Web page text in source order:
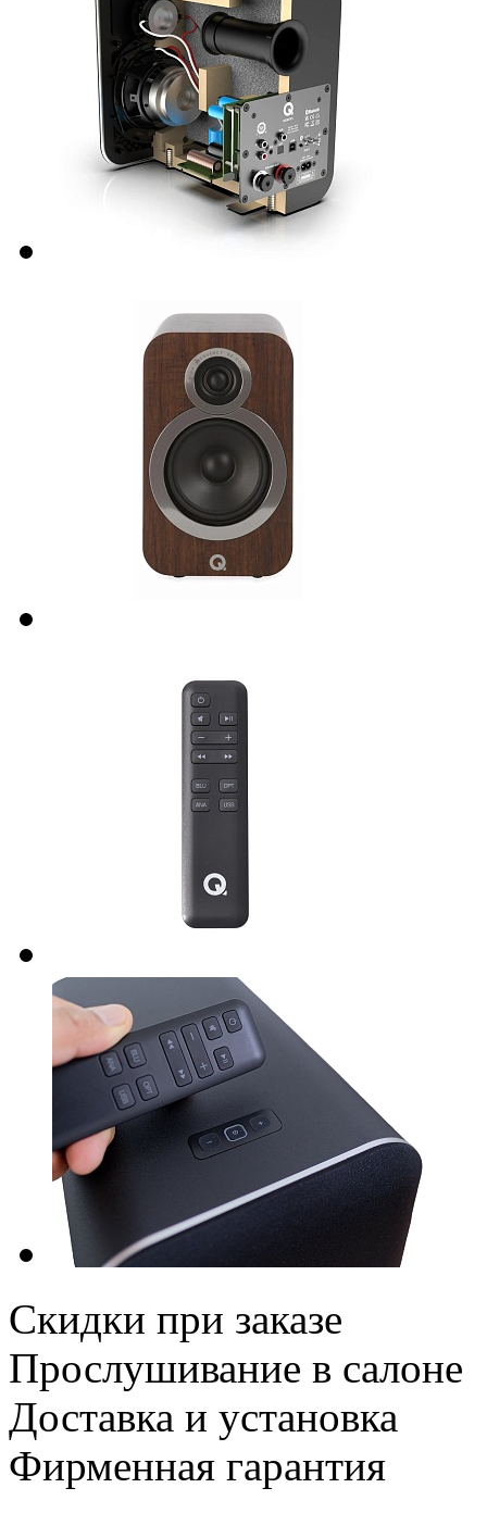
Скидки при заказе
Прослушивание в салоне
Доставка и установка
Фирменная гарантия